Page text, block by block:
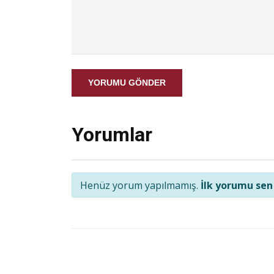
YORUMU GÖNDER
Yorumlar
Henüz yorum yapılmamış. İlk yorumu